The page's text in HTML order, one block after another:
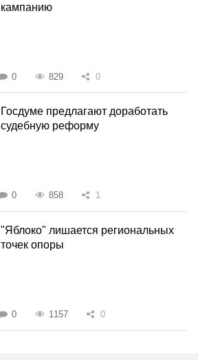
кампанию
0 829 0
Госдуме предлагают доработать
судебную реформу
0 858 1
"Яблоко" лишается региональных
точек опоры
0 1157 0